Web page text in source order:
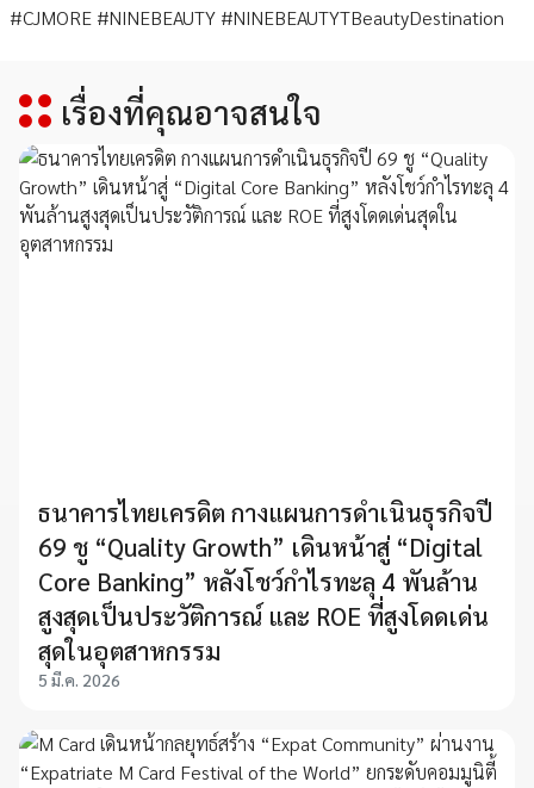
#CJMORE #NINEBEAUTY #NINEBEAUTYTBeautyDestination
เรื่องที่คุณอาจสนใจ
ธนาคารไทยเครดิต กางแผนการดำเนินธุรกิจปี
69 ชู “Quality Growth” เดินหน้าสู่ “Digital
Core Banking” หลังโชว์กำไรทะลุ 4 พันล้าน
สูงสุดเป็นประวัติการณ์ และ ROE ที่สูงโดดเด่น
สุดในอุตสาหกรรม
5 มี.ค. 2026